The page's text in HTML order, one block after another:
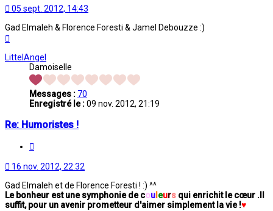
05 sept. 2012, 14:43
Gad Elmaleh & Florence Foresti & Jamel Debouzze :)
LittelAngel
Damoiselle
Messages : 70
Enregistré le :09 nov. 2012, 21:19
Re: Humoristes !
16 nov. 2012, 22:32
Gad Elmaleh et de Florence Foresti ! :) ^^
Le bonheur est une symphonie de cou eurs qui enrichit le cœur .
suffit, pour un avenir prometteur d'aimer simplement la vie !♥